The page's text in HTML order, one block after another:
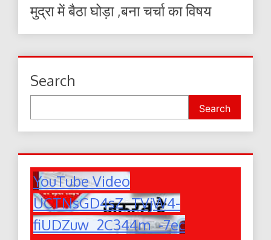
मुद्रा में बैठा घोड़ा ,बना चर्चा का विषय
Search
Search
YouTube Video
UCTNsGD4sZ_TVjW4-
fiUDZuw_2C344m_-7ec